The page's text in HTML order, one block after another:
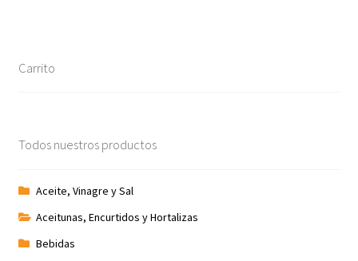
Carrito
Todos nuestros productos
Aceite, Vinagre y Sal
Aceitunas, Encurtidos y Hortalizas
Bebidas